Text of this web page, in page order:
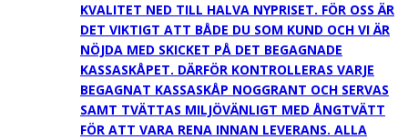
KVALITET NED TILL HALVA NYPRISET. FÖR OSS ÄR
DET VIKTIGT ATT BÅDE DU SOM KUND OCH VI ÄR
NÖJDA MED SKICKET PÅ DET BEGAGNADE
KASSASKÅPET. DÄRFÖR KONTROLLERAS VARJE
BEGAGNAT KASSASKÅP NOGGRANT OCH SERVAS
SAMT TVÄTTAS MILJÖVÄNLIGT MED ÅNGTVÄTT
FÖR ATT VARA RENA INNAN LEVERANS. ALLA